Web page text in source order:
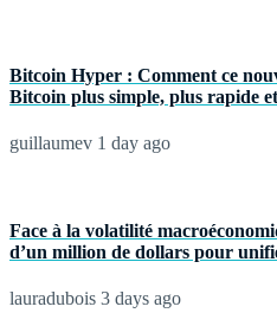
Bitcoin Hyper : Comment ce
Bitcoin plus simple, plus rapide
guillaumev 1 day ago
Face à la volatilité
d’un million de dollars pour
lauradubois 3 days ago